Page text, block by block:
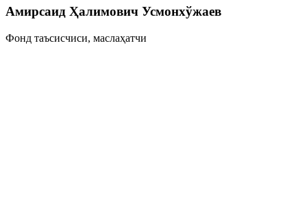
Амирсаид Ҳалимович Усмонхўжаев
Фонд таъсисчиси, маслаҳатчи